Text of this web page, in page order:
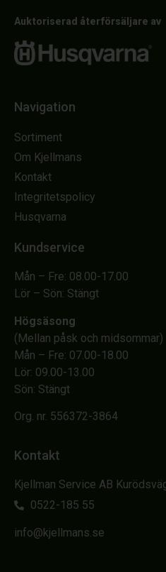
Auktoriserad återförsäljare av
Navigation
Sortiment
Om Kjellmans
Kontakt
Integritetspolicy
Husqvarna
Kundservice
Mån – Fre: 08.00-17.00
Lör – Sön: Stängt
Högsäsong
(Mellan påsk och midsommar)
Mån – Fre: 07.00-18.00
Lör: 09.00-13.00
Sön: Stängt
Org. nr. 556372-3864
Kontakt
Kjellman Service AB
0522-185 55
info@kjellmans.se